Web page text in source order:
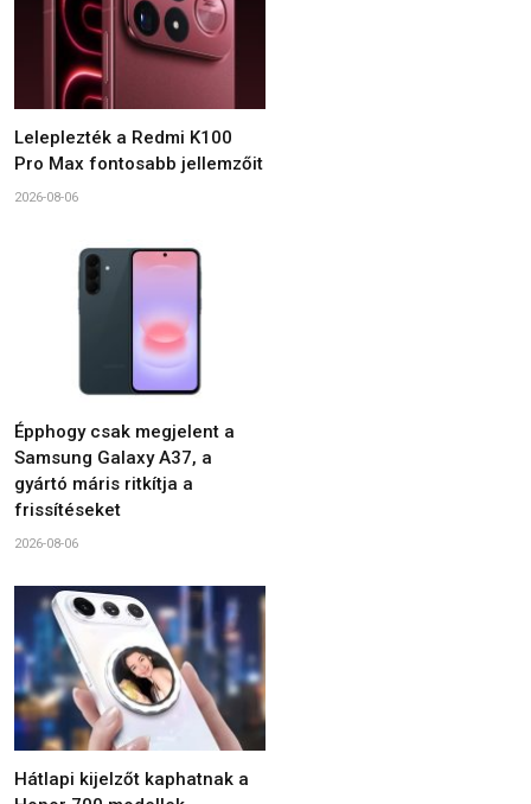
Leleplezték a Redmi K100
Pro Max fontosabb jellemzőit
2026-08-06
Épphogy csak megjelent a
Samsung Galaxy A37, a
gyártó máris ritkítja a
frissítéseket
2026-08-06
Hátlapi kijelzőt kaphatnak a